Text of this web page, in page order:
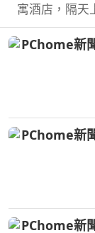
寓酒店，隔天
第一次來感覺